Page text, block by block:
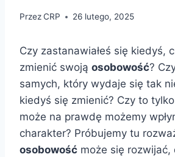
PrzezCRP 26 lutego, 2025
Czy zastanawiałeś się kiedyś,
zmienić swoją osobowość?
samych, który wydaje się tak
kiedyś się zmienić? Czy to
może na prawdę możemy
charakter? Próbujemy tu
osobowość może się rozwijać,